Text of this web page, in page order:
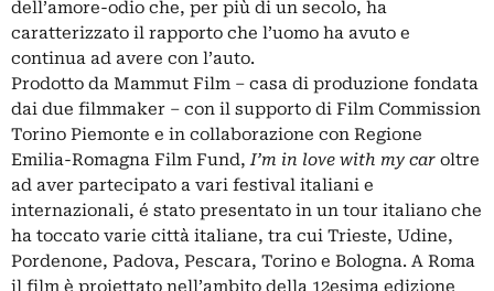
dell’amore-odio che, per più di un secolo, ha
caratterizzato il rapporto che l’uomo ha avuto e
continua ad avere con l’auto.
Prodotto da Mammut Film – casa di produzione fondata
dai due filmmaker – con il supporto di Film Commission
Torino Piemonte e in collaborazione con Regione
Emilia-Romagna Film Fund,I’m in love with my car oltre
ad aver partecipato a vari festival italiani e
internazionali, é stato presentato in un tour italiano che
ha toccato varie città italiane, tra cui Trieste, Udine,
Pordenone, Padova, Pescara, Torino e Bologna. A Roma
il film è proiettato nell’ambito della 12esima edizione